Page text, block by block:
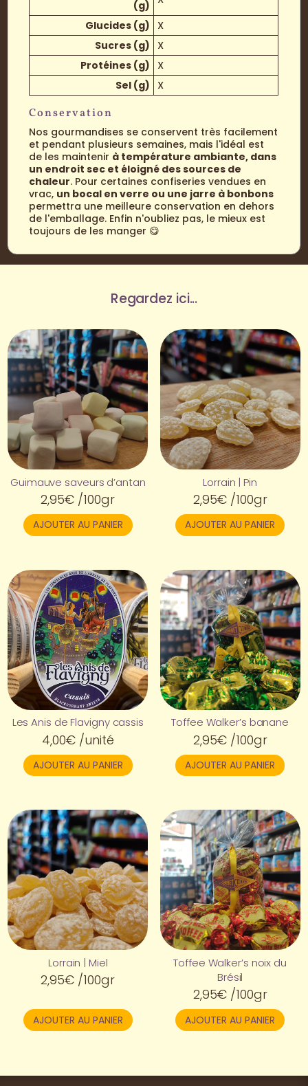
(g)
Glucides (g)
X
Sucres (g)
X
Protéines (g)
X
Sel (g)
X
Conservation
Nos gourmandises se conservent très facilement
et pendant plusieurs semaines, mais l'idéal est
de les maintenir à température ambiante, dans
un endroit sec et éloigné des sources de
chaleur. Pour certaines confiseries vendues en
vrac, un bocal en verre ou une jarre à bonbons
permettra une meilleure conservation en dehors
de l'emballage. Enfin n'oubliez pas, le mieux est
toujours de les manger 😋
Regardez ici...
Guimauve saveurs d’antan
2,95€ /100gr
AJOUTER AU PANIER
Lorrain | Pin
2,95€ /100gr
AJOUTER AU PANIER
Les Anis de Flavigny cassis
4,00€ /unité
AJOUTER AU PANIER
Toffee Walker’s banane
2,95€ /100gr
AJOUTER AU PANIER
Lorrain | Miel
2,95€ /100gr
AJOUTER AU PANIER
Toffee Walker’s noix du
Brésil
2,95€ /100gr
AJOUTER AU PANIER